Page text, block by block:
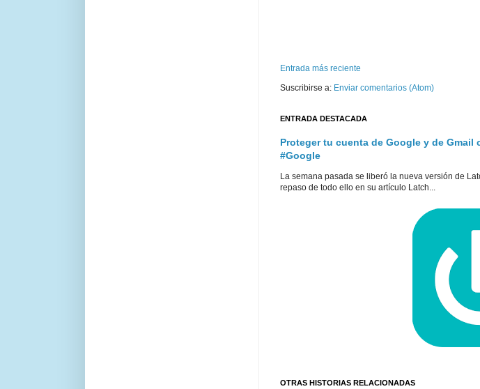
Entrada más reciente
Suscribirse a: Enviar comentarios (Atom)
ENTRADA DESTACADA
Proteger tu cuenta de Google y de Gmail
#Google
La semana pasada se liberó la nueva versión de
repaso de todo ello en su artículo Latch...
OTRAS HISTORIAS RELACIONADAS